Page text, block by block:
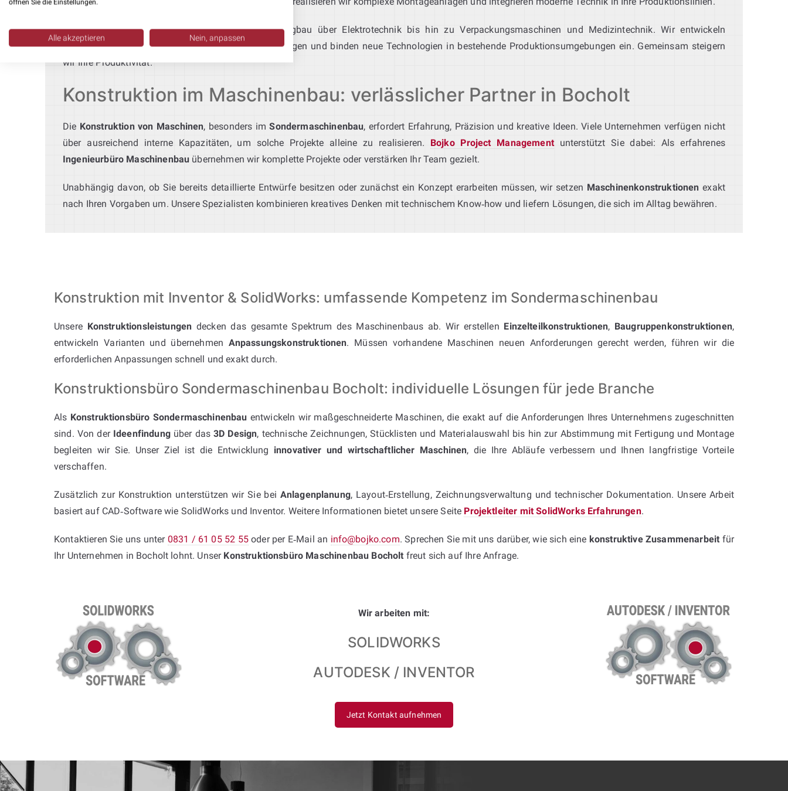
Wir sind branchenübergreifend aktiv: vom Fahrzeugbau über Elektrotechnik bis hin zu Verpackungsmaschinen und Medizintechnik. Wir entwickeln
3D Konstruktionen, entwerfen Automatisierungslösungen und binden neue Technologien in bestehende Produktionsumgebungen ein. Gemeinsam steigern
wir Ihre Produktivität.
Konstruktion im Maschinenbau: verlässlicher Partner in Bocholt
Die Konstruktion von Maschinen, besonders imSondermaschinenbau, erfordert Erfahrung, Präzision und kreative Ideen. Viele Unternehmen verfügen nicht
über ausreichend interne Kapazitäten, um solche Projekte alleine zu realisieren. Bojko Project Managementunterstützt Sie dabei: Als erfahrenes
Ingenieurbüro Maschinenbau übernehmen wir komplette Projekte oder verstärken Ihr Team gezielt.
Unabhängig davon, ob Sie bereits detaillierte Entwürfe besitzen oder zunächst ein Konzept erarbeiten müssen, wir setzen Maschinenkonstruktionen exakt
nach Ihren Vorgaben um. Unsere Spezialisten kombinieren kreatives Denken mit technischem Know‑how und liefern Lösungen, die sich im Alltag bewähren.
Konstruktion mit Inventor & SolidWorks: umfassende Kompetenz im Sondermaschinenbau
Unsere Konstruktionsleistungen decken das gesamte Spektrum des Maschinenbaus ab. Wir erstellen Einzelteilkonstruktionen, Baugruppenkonstruktionen,
entwickeln Varianten und übernehmen Anpassungskonstruktionen. Müssen vorhandene Maschinen neuen Anforderungen gerecht werden, führen wir die
erforderlichen Anpassungen schnell und exakt durch.
Konstruktionsbüro Sondermaschinenbau Bocholt: individuelle Lösungen für jede Branche
Als Konstruktionsbüro Sondermaschinenbau entwickeln wir maßgeschneiderte Maschinen, die exakt auf die Anforderungen Ihres Unternehmens zugeschnitten
sind. Von der Ideenfindungüber das3D Design, technische Zeichnungen, Stücklisten und Materialauswahl bis hin zur Abstimmung mit Fertigung und Montage
begleiten wir Sie. Unser Ziel ist die Entwicklung innovativer und wirtschaftlicher Maschinen, die Ihre Abläufe verbessern und Ihnen langfristige Vorteile
verschaffen.
Zusätzlich zur Konstruktion unterstützen wir Sie bei Anlagenplanung, Layout‑Erstellung, Zeichnungsverwaltung und technischer Dokumentation. Unsere Arbeit
basiert auf CAD‑Software wie SolidWorks und Inventor. Weitere Informationen bietet unsere Seite Projektleiter mit SolidWorks Erfahrungen.
Kontaktieren Sie uns unter 0831 / 61 05 52 55oder per E‑Mail an info@bojko.com. Sprechen Sie mit uns darüber, wie sich eine konstruktive Zusammenarbeit für
Ihr Unternehmen in Bocholt lohnt. Unser Konstruktionsbüro Maschinenbau Bocholt freut sich auf Ihre Anfrage.
Wir arbeiten mit:
SOLIDWORKS
AUTODESK / INVENTOR
Jetzt Kontakt aufnehmen
öffnen Sie die Einstellungen.
Alle akzeptieren Nein, anpassen